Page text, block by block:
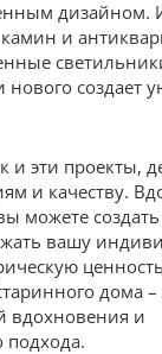
дизайном.
и
нового создает
и эти проекты,
и качеству.
можете
вашу
дома –
вдохновения и
подхода.